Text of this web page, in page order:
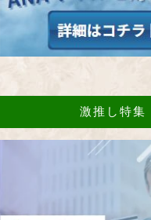
激推し特集